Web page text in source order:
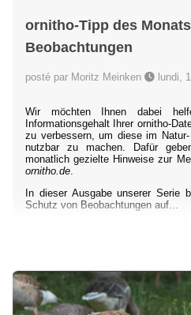
ornitho-Tipp des
Beobachtungen
posté par Moritz Meinken lundi,
Wir möchten Ihnen dabei
Informationsgehalt Ihrer ornitho-
zu verbessern, um diese im
nutzbar zu machen. Dafür
monatlich gezielte Hinweise zur
ornitho.de
In dieser Ausgabe unserer Serie
Schutz von Beobachtungen auf...